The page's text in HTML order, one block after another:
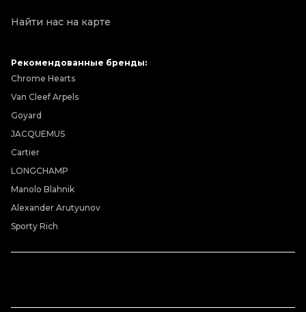
Найти нас на карте
Рекомендованные бренды:
Chrome Hearts
Van Cleef Arpels
Goyard
JACQUEMUS
Cartier
LONGCHAMP
Manolo Blahnik
Alexander Arutyunov
Sporty Rich